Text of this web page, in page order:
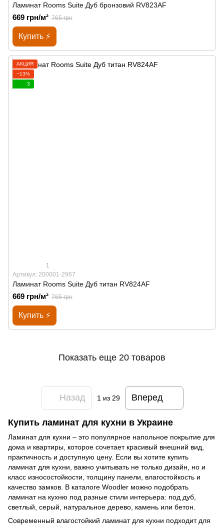
Ламинат Rooms Suite Дуб бронзовий RV823AF
669 грн/м² 765 грн
Купить ⚡
АКЦИЯ
−13%
3
1
Артикул: 200001-2967
Ламинат Rooms Suite Дуб титан RV824AF
669 грн/м² 765 грн
Купить ⚡
Показать еще 20 товаров
Назад 1 из 29 Вперед
Купить ламинат для кухни в Украине
Ламинат для кухни – это популярное напольное покрытие для
дома и квартиры, которое сочетает красивый внешний вид,
практичность и доступную цену. Если вы хотите купить
ламинат для кухни, важно учитывать не только дизайн, но и
класс износостойкости, толщину панели, влагостойкость и
качество замков. В каталоге Woodler можно подобрать
ламинат на кухню под разные стили интерьера: под дуб,
светлый, серый, натуральное дерево, камень или бетон.
Современный влагостойкий ламинат для кухни подходит для